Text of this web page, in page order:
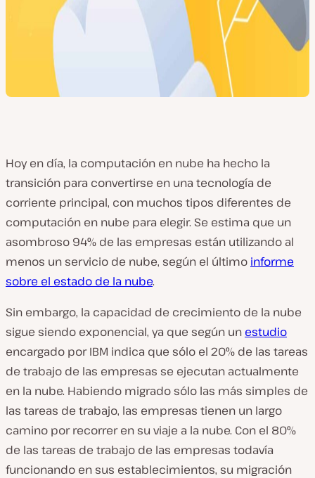
Hoy en día, la computación en nube ha hecho la
transición para convertirse en una tecnología de
corriente principal, con muchos tipos diferentes de
computación en nube para elegir. Se estima que un
asombroso 94% de las empresas están utilizando al
menos un servicio de nube, según el último informe
sobre el estado de la nube.
Sin embargo, la capacidad de crecimiento de la nube
sigue siendo exponencial, ya que según un estudio
encargado por IBM indica que sólo el 20% de las tareas
de trabajo de las empresas se ejecutan actualmente
en la nube. Habiendo migrado sólo las más simples de
las tareas de trabajo, las empresas tienen un largo
camino por recorrer en su viaje a la nube. Con el 80%
de las tareas de trabajo de las empresas todavía
funcionando en sus establecimientos, su migración